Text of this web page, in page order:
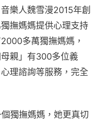
樂人魏雪漫2015年創
撫媽媽提供心理支持
多萬獨撫媽媽，
親」有300多位義
理諮詢等服務，完全
獨撫媽媽，她更真切